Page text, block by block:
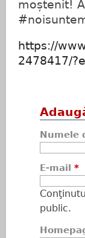
moștenit!
https://
2478417/
Numele
E-mail *
public.